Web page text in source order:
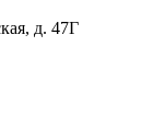
д. 47Г